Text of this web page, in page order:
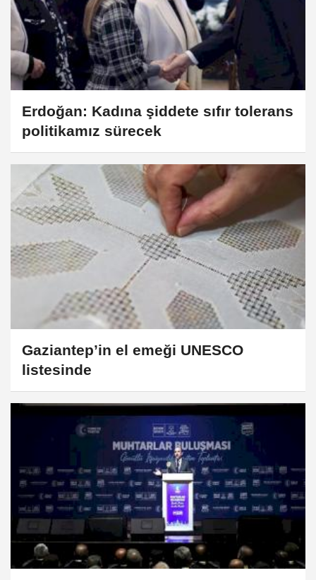
Erdoğan: Kadına şiddete sıfır tolerans
politikamız sürecek
Gaziantep’in el emeği UNESCO
listesinde